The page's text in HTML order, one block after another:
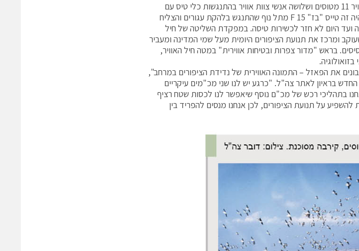
ובחזרה אלינו. עד היום איבד חיל האוויר 11 מטוסים ושלושה אנשי צוות אוויר בהתנגשות כלי טיס עם
ציפורים. במקרה האחרון לפני שנה, היה זה טייס "בז" F 15 מתל נוף שהתנגש בלהקת עגורים והצליח
היום לא חזר לכשירות טיסה. במפקדת השליטה של חיל
ומרכז את תנועת הציפורים היומית מעל שמי המדינה ומעביר
בראש "מדור צפרות ובטיחות אווירית" במטה חיל האוויר,
את הפאזל – התמונה האווירית של נדידת הציפורים במרחב",
בראיון לאתר צה"ל. "כרגע יש לנו שני מכ"מים עיקריים
בתהליכי רכש של מכ"ם נוסף שיאפשר לנו לכסות שטח רציף
להשפיע על תנועת הציפורים, לכן אנחנו מנסים להפריד בין